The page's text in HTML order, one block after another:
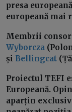
presa
europeană mai
Membrii
Wyborcza
și Bellingcat
Proiectul TEFI
Europeană.
aparțin